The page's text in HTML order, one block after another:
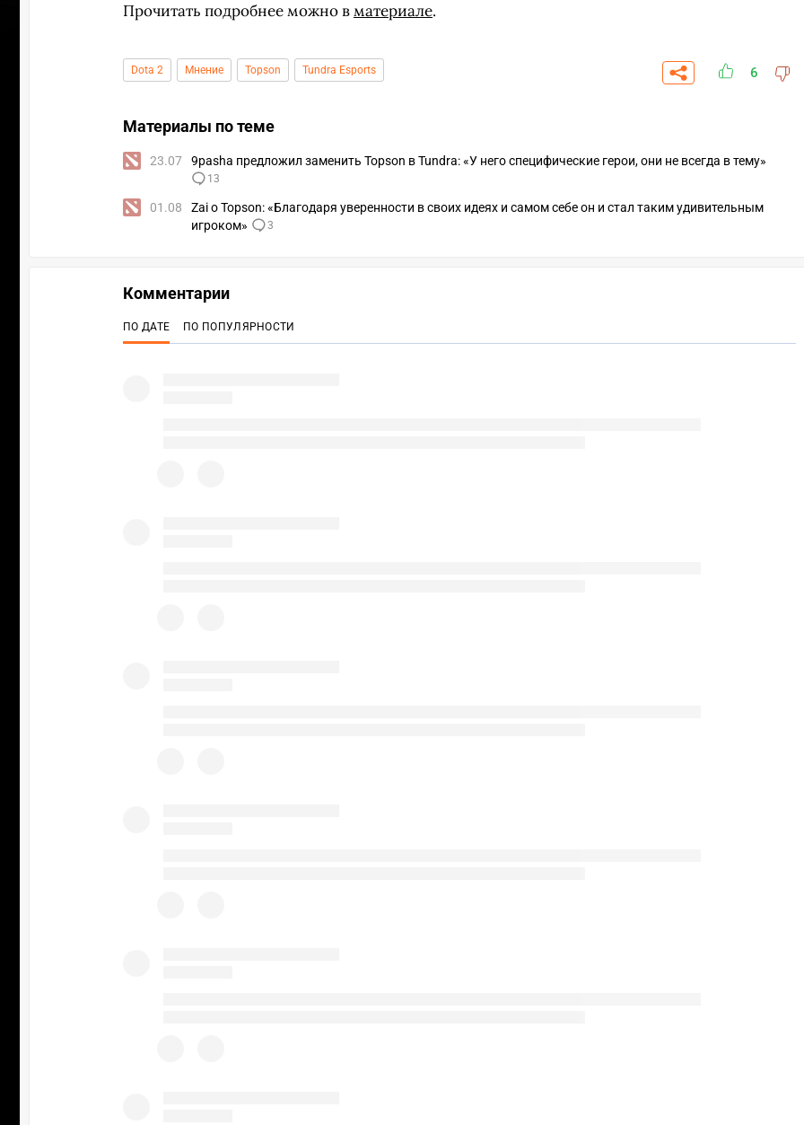
Прочитать подробнее можно вматериале.
Dota 2 Мнение Topson Tundra Esports 6
Материалы по теме
23.07 9pasha предложил заменить Topson в Tundra: «У него специфические герои, они не всегда в тему»
13
01.08
Zai о Topson: «Благодаря уверенности в своих идеях и самом себе он и стал таким удивительным
игроком»
3
Комментарии
ПО ДАТЕ ПО ПОПУЛЯРНОСТИ